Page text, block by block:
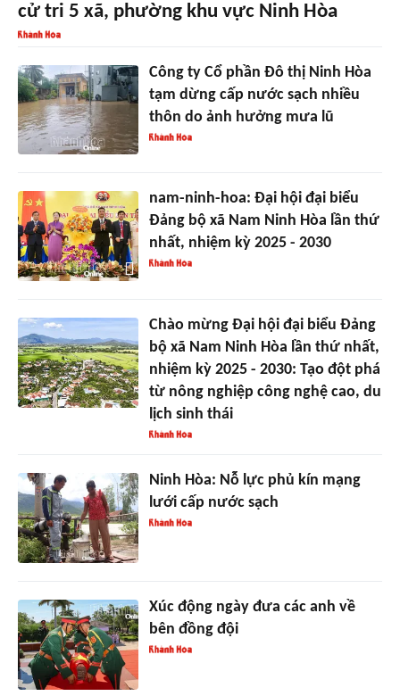
cử tri 5 xã, phường khu vực Ninh Hòa
Công ty Cổ phần Đô thị Ninh Hòa
tạm dừng cấp nước sạch nhiều
thôn do ảnh hưởng mưa lũ
nam-ninh-hoa: Đại hội đại biểu
Đảng bộ xã Nam Ninh Hòa lần thứ
nhất, nhiệm kỳ 2025 - 2030
Chào mừng Đại hội đại biểu Đảng
bộ xã Nam Ninh Hòa lần thứ nhất,
nhiệm kỳ 2025 - 2030: Tạo đột phá
từ nông nghiệp công nghệ cao, du
lịch sinh thái
Ninh Hòa: Nỗ lực phủ kín mạng
lưới cấp nước sạch
Xúc động ngày đưa các anh về
bên đồng đội